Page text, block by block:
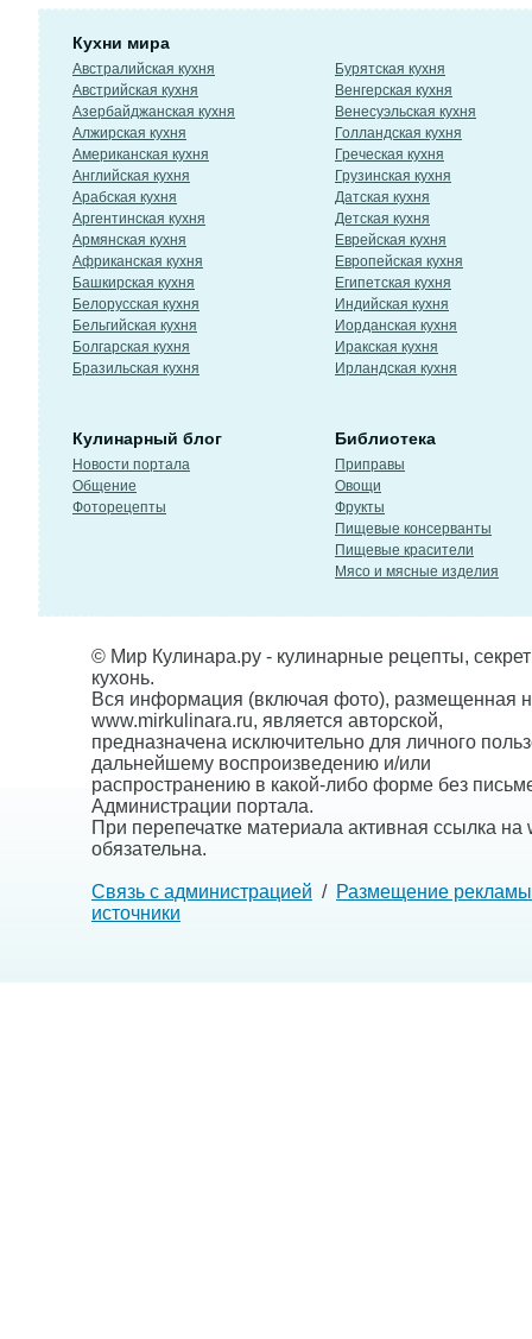
Кухни мира
Австралийская кухня
Австрийская кухня
Азербайджанская кухня
Алжирская кухня
Американская кухня
Английская кухня
Арабская кухня
Аргентинская кухня
Армянская кухня
Африканская кухня
Башкирская кухня
Белорусская кухня
Бельгийская кухня
Болгарская кухня
Бразильская кухня
Бурятская кухня
Венгерская кухня
Венесуэльская кухня
Голландская кухня
Греческая кухня
Грузинская кухня
Датская кухня
Детская кухня
Еврейская кухня
Европейская кухня
Египетская кухня
Индийская кухня
Иорданская кухня
Иракская кухня
Ирландская кухня
Кулинарный блог
Новости портала
Общение
Фоторецепты
Библиотека
Приправы
Овощи
Фрукты
Пищевые консерванты
Пищевые красители
Мясо и мясные изделия
© Мир Кулинара.ру - кулинарные рецепты,
кухонь.
Вся информация (включая фото), размещенная
www.mirkulinara.ru, является авторской,
предназначена исключительно для личного
дальнейшему воспроизведению и/или
распространению в какой-либо форме без
Администрации портала.
При перепечатке материала активная ссылка на
обязательна.
Связь с администрацией / Размещение рекламы
источники